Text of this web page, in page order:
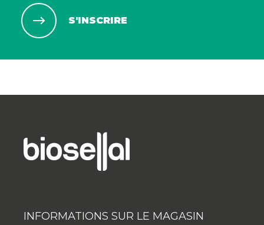
S'INSCRIRE
INFORMATIONS SUR LE MAGASIN